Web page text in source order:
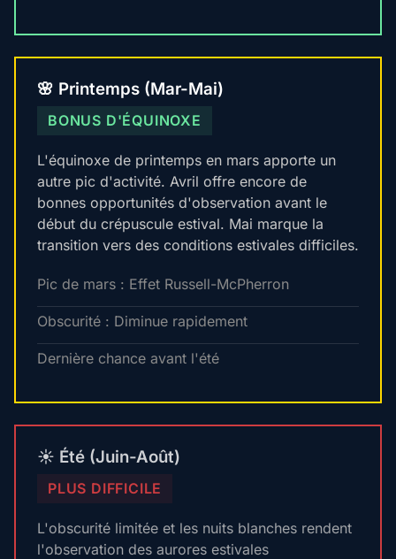
🌸 Printemps (Mar-Mai)
BONUS D'ÉQUINOXE
L'équinoxe de printemps en mars apporte un
autre pic d'activité. Avril offre encore de
bonnes opportunités d'observation avant le
début du crépuscule estival. Mai marque la
transition vers des conditions estivales difficiles.
Pic de mars : Effet Russell-McPherron
Obscurité : Diminue rapidement
Dernière chance avant l'été
☀️ Été (Juin-Août)
PLUS DIFFICILE
L'obscurité limitée et les nuits blanches rendent
l'observation des aurores estivales